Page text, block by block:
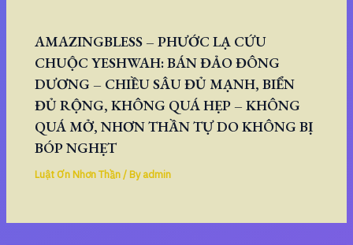
AMAZINGBLESS – PHƯỚC LẠ CỨU
CHUỘC YESHWAH: BÁN ĐẢO ĐÔNG
DƯƠNG – CHIỀU SÂU ĐỦ MẠNH, BIỂN
ĐỦ RỘNG, KHÔNG QUÁ HẸP – KHÔNG
QUÁ MỞ, NHƠN THẦN TỰ DO KHÔNG BỊ
BÓP NGHẸT
Luật Ơn Nhơn Thần/ Byadmin